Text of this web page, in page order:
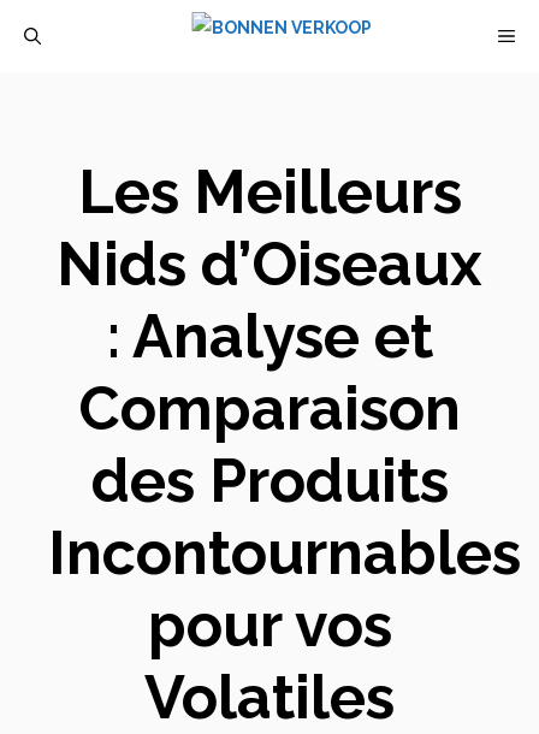
Les Meilleurs
Nids d’Oiseaux
: Analyse et
Comparaison
des Produits
Incontournables
pour vos
Volatiles